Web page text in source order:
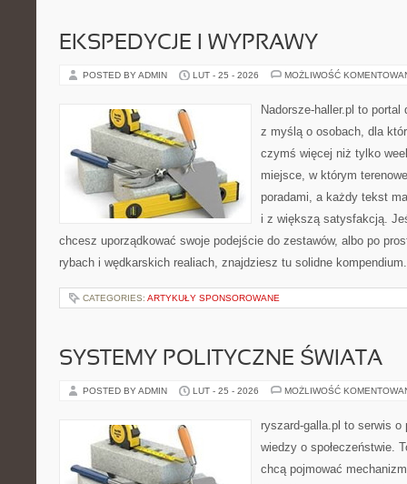
EKSPEDYCJE I WYPRAWY
POSTED BY ADMIN LUT - 25 - 2026 MOŻLIWOŚĆ
Nadorsze-haller.pl to portal
z myślą o osobach, dla
czymś więcej niż tylko
miejsce, w którym
poradami, a każdy tekst
i z większą satysfakcją.
chcesz uporządkować swoje podejście do zestawów, albo po
rybach i wędkarskich realiach, znajdziesz tu solidne
CATEGORIES: ARTYKUŁY SPONSOROWANE
SYSTEMY POLITYCZNE ŚWIATA
POSTED BY ADMIN LUT - 25 - 2026 MOŻLIWOŚĆ
ryszard-galla.pl to serwis
wiedzy o społeczeństwie.
chcą pojmować